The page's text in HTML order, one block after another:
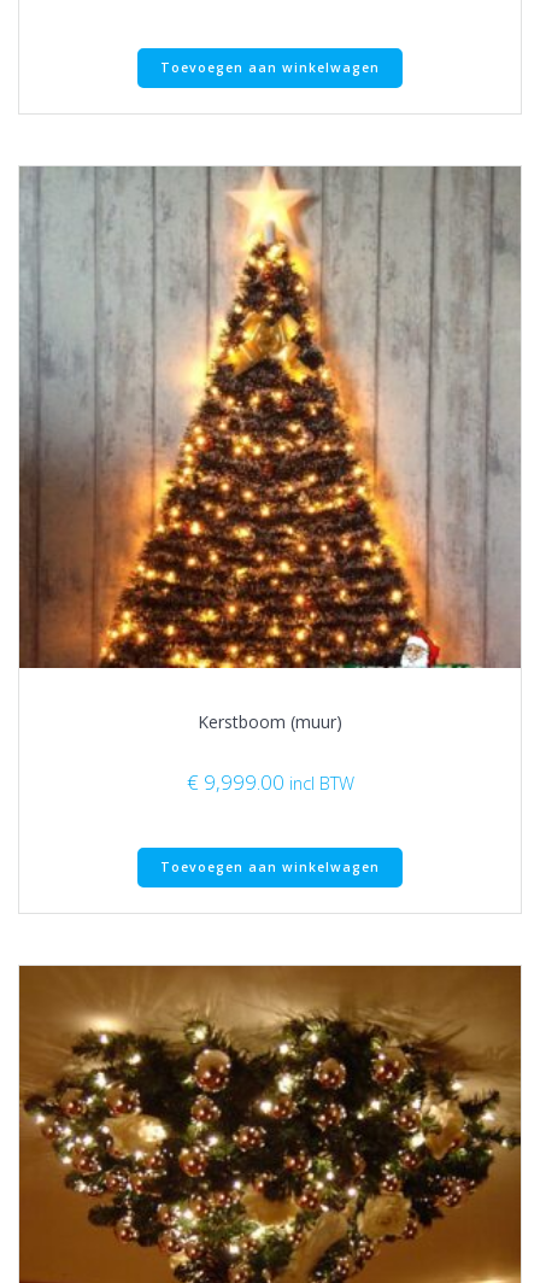
Toevoegen aan winkelwagen
Kerstboom (muur)
€ 9,999.00 incl BTW
Toevoegen aan winkelwagen